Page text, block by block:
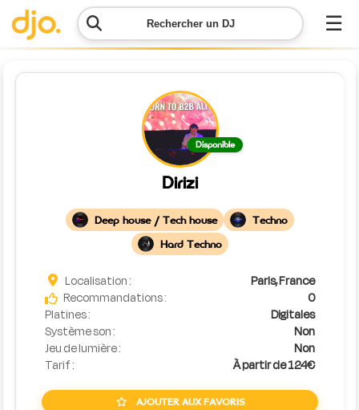
Rechercher un DJ ☰
Menu
demande
de prix
Disponible
Dirizi
Deep house / Tech house
Techno
Hard Techno
Localisation :
Paris, France
Recommandations :
0
Platines :
Digitales
Système son :
Non
Jeu de lumière :
Non
Tarif :
À partir de 124€
AJOUTER AUX FAVORIS